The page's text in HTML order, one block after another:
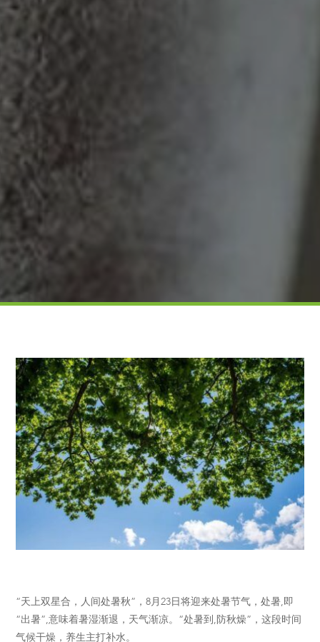
“天上双星合，人间处暑秋”，8月23日将迎来处暑节气，处暑,即
“出暑”,意味着暑湿渐退，天气渐凉。“处暑到,防秋燥”，这段时间
气候干燥，养生主打补水。